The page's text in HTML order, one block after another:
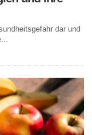
dar und